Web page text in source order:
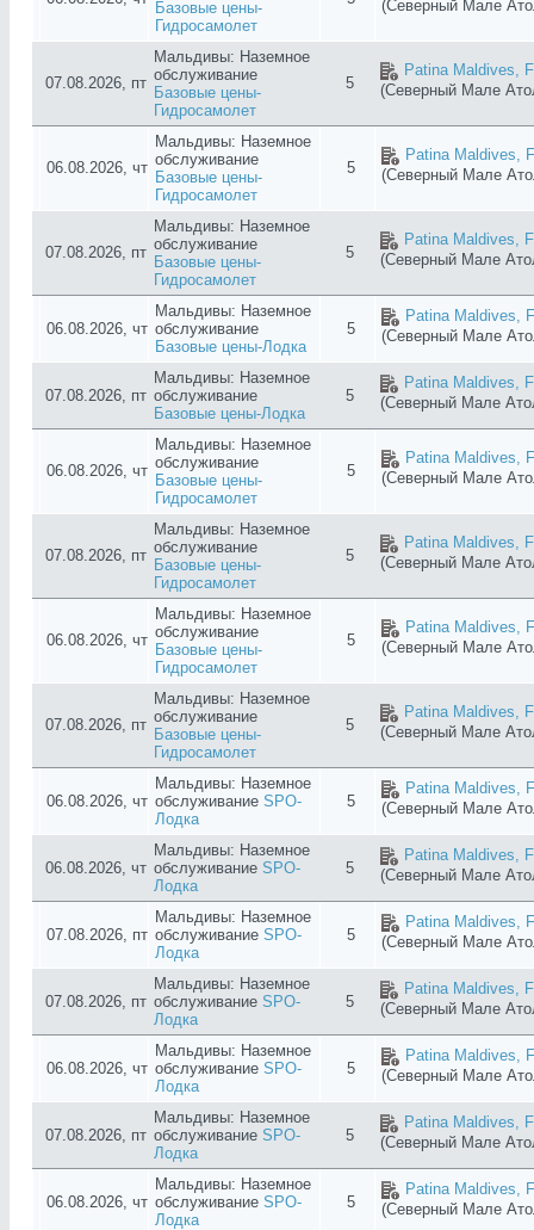
Базовые цены-
Гидросамолет
(Северный Мале
07.08.2026, пт
Мальдивы: Наземное
обслуживание
Базовые цены-
Гидросамолет
5
Patina Maldives,
(Северный Мале
06.08.2026, чт
Мальдивы: Наземное
обслуживание
Базовые цены-
Гидросамолет
5
Patina Maldives,
(Северный Мале
07.08.2026, пт
Мальдивы: Наземное
обслуживание
Базовые цены-
Гидросамолет
5
Patina Maldives,
(Северный Мале
06.08.2026, чт
Мальдивы: Наземное
обслуживание
Базовые цены-Лодка
5
Patina Maldives,
(Северный Мале
07.08.2026, пт
Мальдивы: Наземное
обслуживание
Базовые цены-Лодка
5
Patina Maldives,
(Северный Мале
06.08.2026, чт
Мальдивы: Наземное
обслуживание
Базовые цены-
Гидросамолет
5
Patina Maldives,
(Северный Мале
07.08.2026, пт
Мальдивы: Наземное
обслуживание
Базовые цены-
Гидросамолет
5
Patina Maldives,
(Северный Мале
06.08.2026, чт
Мальдивы: Наземное
обслуживание
Базовые цены-
Гидросамолет
5
Patina Maldives,
(Северный Мале
07.08.2026, пт
Мальдивы: Наземное
обслуживание
Базовые цены-
Гидросамолет
5
Patina Maldives,
(Северный Мале
06.08.2026, чт
Мальдивы: Наземное
обслуживание SPO-
Лодка
5
Patina Maldives,
(Северный Мале
06.08.2026, чт
Мальдивы: Наземное
обслуживание SPO-
Лодка
5
Patina Maldives,
(Северный Мале
07.08.2026, пт
Мальдивы: Наземное
обслуживание SPO-
Лодка
5
Patina Maldives,
(Северный Мале
07.08.2026, пт
Мальдивы: Наземное
обслуживание SPO-
Лодка
5
Patina Maldives,
(Северный Мале
06.08.2026, чт
Мальдивы: Наземное
обслуживание SPO-
Лодка
5
Patina Maldives,
(Северный Мале
07.08.2026, пт
Мальдивы: Наземное
обслуживание SPO-
Лодка
5
Patina Maldives,
(Северный Мале
06.08.2026, чт
Мальдивы: Наземное
обслуживание SPO-
Лодка
5
Patina Maldives,
(Северный Мале